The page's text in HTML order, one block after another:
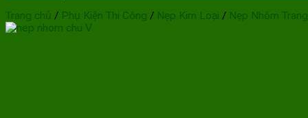
Trang chủ / Phụ Kiện Thi Công / Nẹp Kim Loại / Nẹp Nhôm